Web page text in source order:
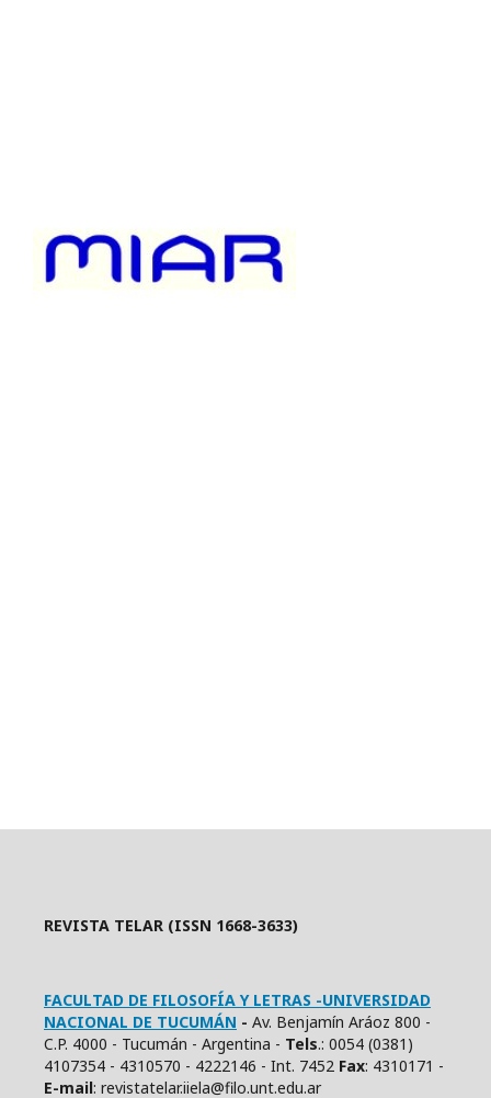
REVISTA TELAR (ISSN 1668-3633)
FACULTAD DE FILOSOFÍA Y LETRAS -UNIVERSIDAD
NACIONAL DE TUCUMÁN - Av. Benjamín Aráoz 800 -
C.P. 4000 - Tucumán - Argentina - Tels.: 0054 (0381)
4107354 - 4310570 - 4222146 - Int. 7452 Fax: 4310171 -
E-mail: revistatelar.iiela@filo.unt.edu.ar